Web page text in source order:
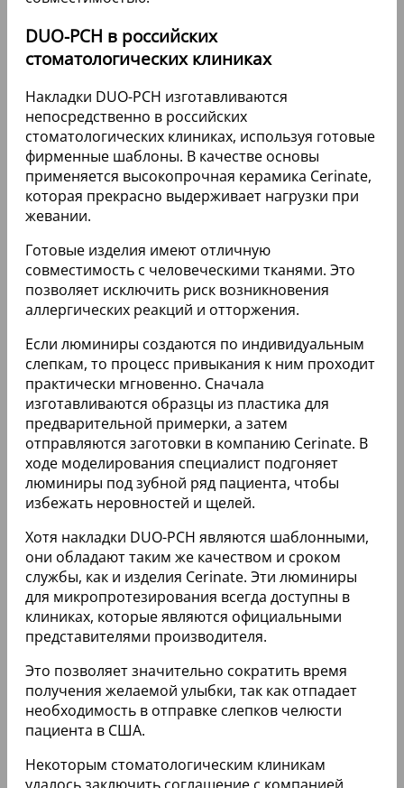
керамика получается не только эстетически
привлекательной, но и прочной. Оригинальные
сколам и не растрескиваются, что гарантирует
им максимально долгий срок эксплуатации.
Заниматься микропротезированием с
использованием люминиров могут только
квалифицированные стоматологи-ортопеды,
которые прошли обучение и получили
Обточка эмали при установке пластин требуется
в единичных случаях и только в минимальном
количестве, так как готовое изделие достаточно
натурального зубного ряда. Крепить накладки
рекомендуется на всю зону улыбки
одновременно, чтобы добиться максимально
гармоничного результата.
Только американская компания Cerinate
занимается изготовлением люминиров. Для
фиксации этих накладок пациент должен 3-4 раза
посетить своего стоматолога-ортопеда.
пластины максимально точно копируют рельеф
зубной поверхности и служат 15-20 лет.
Люминиры характеризуются не только высокой
эстетичностью, но и отличной биологической
совместимостью.